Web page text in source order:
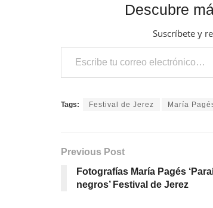
Descubre
Suscríbete y
Escribe tu correo electrónico…
Tags: Festival de Jerez María
Previous Post
Fotografías María Pagés
negros’ Festival de Jerez